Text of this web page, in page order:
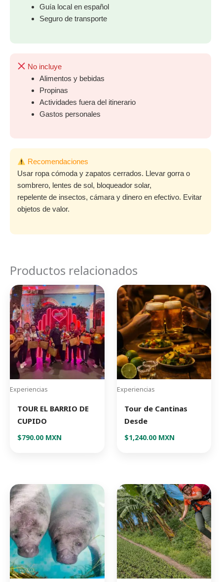
Guía local en español
Seguro de transporte
No incluye
Alimentos y bebidas
Propinas
Actividades fuera del itinerario
Gastos personales
Recomendaciones
Usar ropa cómoda y zapatos cerrados. Llevar gorra o
sombrero, lentes de sol, bloqueador solar,
repelente de insectos, cámara y dinero en efectivo. Evitar
objetos de valor.
Productos relacionados
Experiencias
TOUR EL BARRIO DE
CUPIDO
$790.00 MXN
Experiencias
Tour de Cantinas
Desde
$1,240.00 MXN
range:
$2,640.00
MXN
through
$4,340.00
MXN
Este
producto
tiene
múltiples
variantes.
Las
opciones
se
Price
range:
$2,190.00
MXN
through
$3,990.00
MXN
Este
producto
tiene
múltiples
variantes.
Las
opciones
se